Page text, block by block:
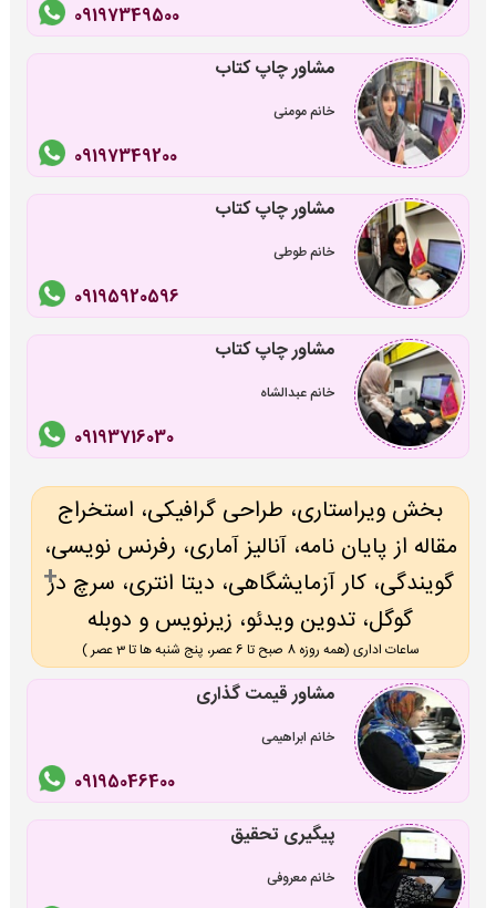
09197349500
مشاور چاپ کتاب
خانم مومنی
09197349200
مشاور چاپ کتاب
خانم طوطی
09195920596
مشاور چاپ کتاب
خانم عبدالشاه
09193716030
بخش ویراستاری، طراحی گرافیکی، استخراج
مقاله از پایان نامه، آنالیز آماری، رفرنس نویسی،
گویندگی، کار آزمایشگاهی، دیتا انتری، سرچ در
گوگل، تدوین ویدئو، زیرنویس و دوبله
ساعات اداری (همه روزه 8 صبح تا 6 عصر، پنج شنبه ها تا 3 عصر )
مشاور قیمت گذاری
خانم ابراهیمی
09195046400
پیگیری تحقیق
خانم معروفی